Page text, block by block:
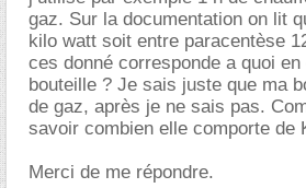
gaz. Sur la documentation on lit
kilo watt soit entre paracentèse
ces donné corresponde a quoi
bouteille ? Je sais juste que ma
de gaz, après je ne sais pas.
savoir combien elle comporte de
Merci de me répondre.